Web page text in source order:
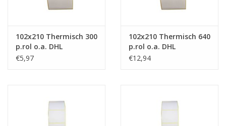
102x210 Thermisch 300
p.rol o.a. DHL
€5,97
102x210 Thermisch 640
p.rol o.a. DHL
€12,94